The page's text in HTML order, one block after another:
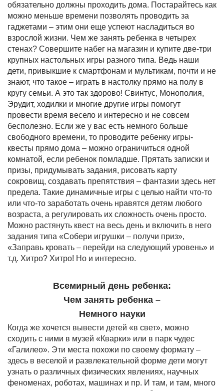
обязательно должны проходить дома. Постарайтесь как
можно меньше времени позволять проводить за
гаджетами – этим они еще успеют насладиться во
взрослой жизни. Чем же занять ребенка в четырех
стенах? Совершите набег на магазин и купите две-три
крупных настольных игры разного типа. Ведь наши
дети, привыкшие к смартфонам и мультикам, почти и не
знают, что такое – играть в настолку прямо на полу в
кругу семьи. А это так здорово! Свинтус, Монополия,
Эрудит, ходилки и многие другие игры помогут
провести время весело и интересно и не совсем
бесполезно. Если же у вас есть немного больше
свободного времени, то проводите ребенку игры-
квесты прямо дома – можно ограничиться одной
комнатой, если ребенок помладше. Прятать записки и
призы, придумывать задания, рисовать карту
сокровищ, создавать препятствия – фантазии здесь нет
предела. Такие динамичные игры с целью найти что-то
или что-то заработать очень нравятся детям любого
возраста, а регулировать их сложность очень просто.
Можно растянуть квест на весь день и включить в него
задания типа «Собери игрушки – получи приз»,
«Заправь кровать – перейди на следующий уровень» и
т.д. Хитро? Хитро! Но и интересно.
Всемирный день ребенка:
Чем занять ребенка –
Немного науки
Когда же хочется вывести детей «в свет», можно
сходить с ними в музей «Кварки» или в парк чудес
«Галилео». Эти места похожи по своему формату –
здесь в веселой и развлекательной форме дети могут
узнать о различных физических явлениях, научных
феноменах, роботах, машинах и пр. И там, и там, много